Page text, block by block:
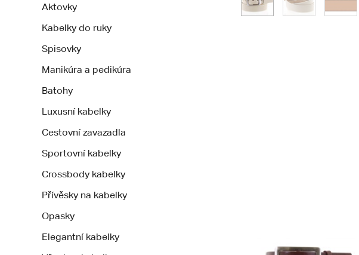
Aktovky
Kabelky do ruky
Spisovky
Manikúra a pedikúra
Batohy
Luxusní kabelky
Cestovní zavazadla
Sportovní kabelky
Crossbody kabelky
Přívěsky na kabelky
Opasky
Elegantní kabelky